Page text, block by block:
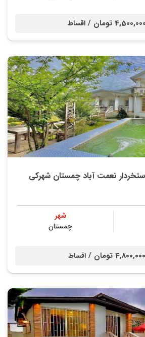
تومان / اقساط
نعمت آباد چمستان شهرکی
شهر
چمستان
تومان / اقساط